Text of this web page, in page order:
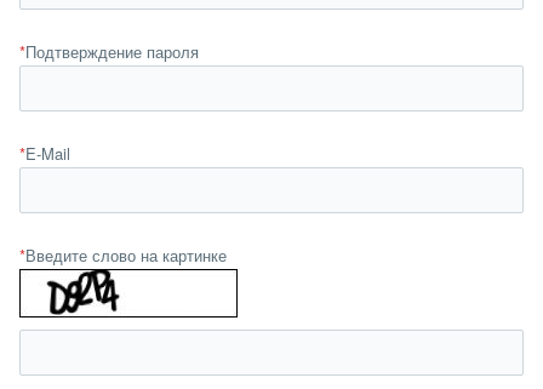
*Подтверждение пароля
*E-Mail
*Введите слово на картинке